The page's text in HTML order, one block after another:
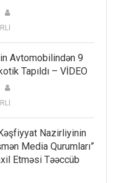
Avtomobilindən 9
Tapıldı – VİDEO
Nazirliyinin
Media Qurumları”
Etməsi Təəccüb